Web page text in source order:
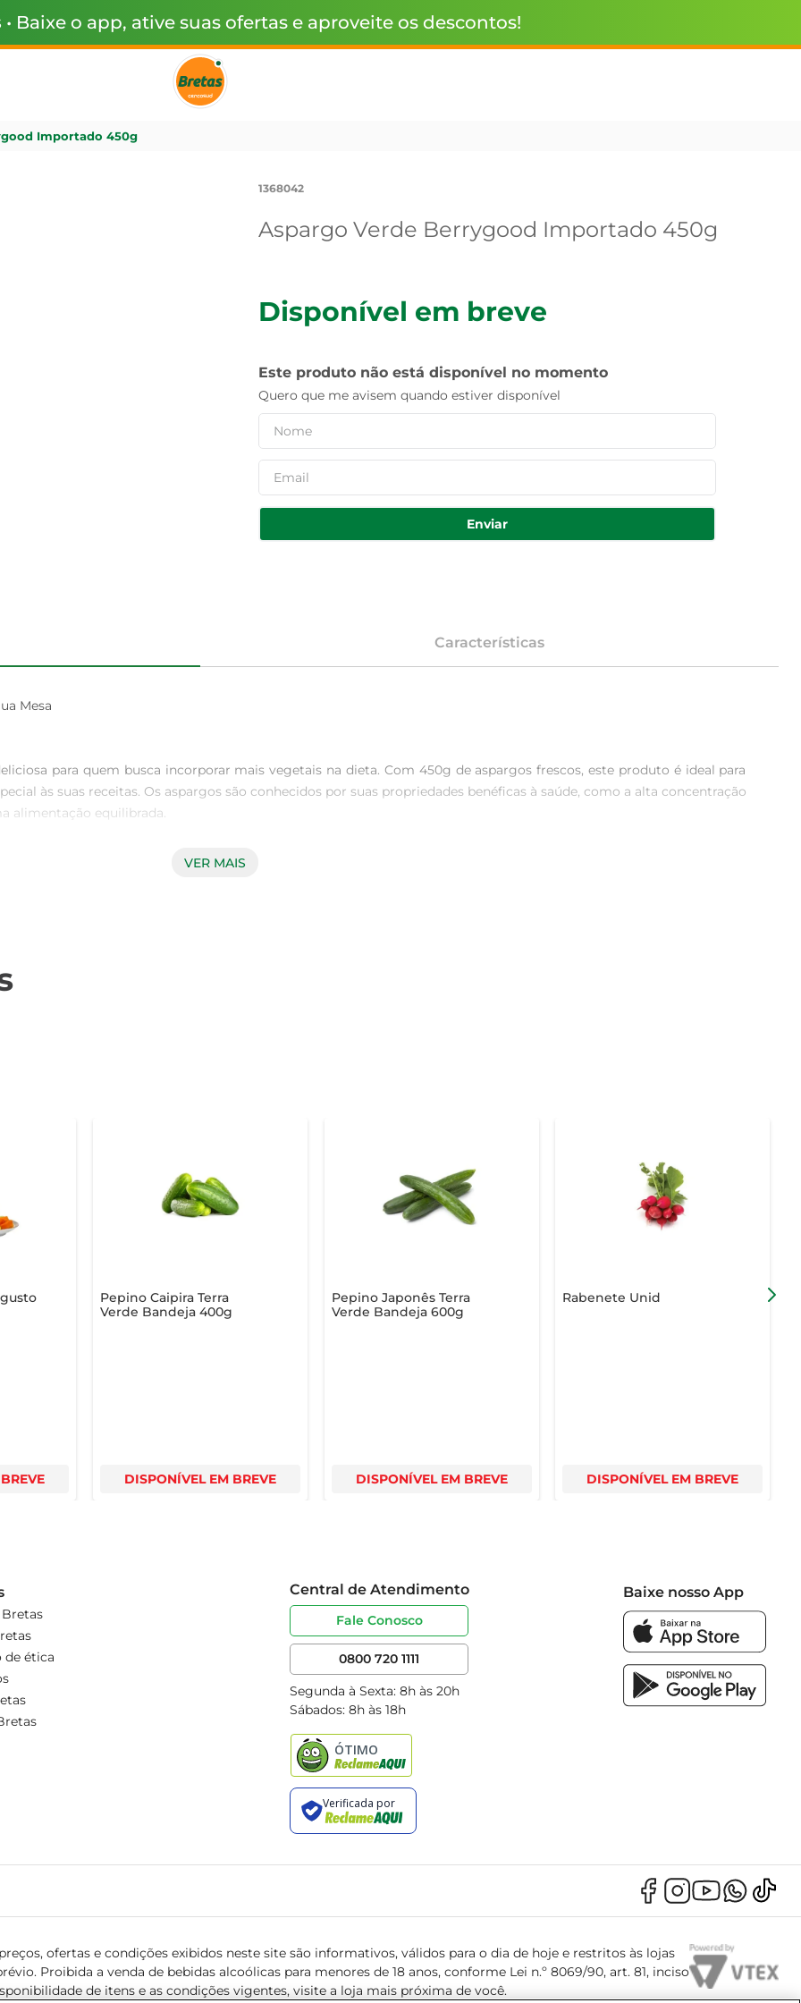
• Baixe o app, ative suas ofertas e aproveite os descontos!
Importado 450g
1368042
Aspargo Verde Berrygood Importado 450g
Disponível em breve
Este produto não está disponível no momento
Quero que me avisem quando estiver disponível
Enviar
Características
Mesa
para quem busca incorporar mais vegetais na dieta. Com 450g de aspargos frescos, este produto é ideal para
às suas receitas. Os aspargos são conhecidos por suas propriedades benéficas à saúde, como a alta concentração
alimentação equilibrada.
os radicais livres no organismo, além de serem uma excelente fonte de ácido fólico, essencial para a saúde
VER MAIS
Pepino Caipira Terra
Verde Bandeja 400g
DISPONÍVEL EM BREVE
Pepino Japonês Terra
Verde Bandeja 600g
DISPONÍVEL EM BREVE
Rabenete Unid
DISPONÍVEL EM BREVE
de ética
Central de Atendimento
Fale Conosco
0800 720 1111
Segunda à Sexta: 8h às 20h
Sábados: 8h às 18h
Baixe nosso App
ofertas e condições exibidos neste site são informativos, válidos para o dia de hoje e restritos às lojas
Proibida a venda de bebidas alcoólicas para menores de 18 anos, conforme Lei n.º 8069/90, art. 81, inciso
de itens e as condições vigentes, visite a loja mais próxima de você.